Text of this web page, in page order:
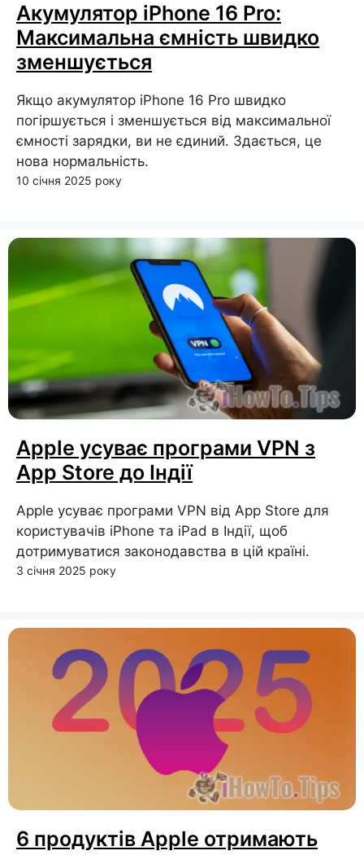
Акумулятор iPhone 16 Pro:
Максимальна ємність швидко
зменшується
Якщо акумулятор iPhone 16 Pro швидко
погіршується і зменшується від максимальної
ємності зарядки, ви не єдиний. Здається, це
нова нормальність.
10 січня 2025 року
Apple усуває програми VPN з
App Store до Індії
Apple усуває програми VPN від App Store для
користувачів iPhone та iPad в Індії, щоб
дотримуватися законодавства в цій країні.
3 січня 2025 року
6 продуктів Apple отримають